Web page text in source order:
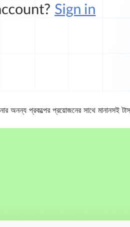
প্রকল্পের প্রয়োজনের সাথে মানানসই